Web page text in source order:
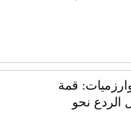
قمة
الردع نحو